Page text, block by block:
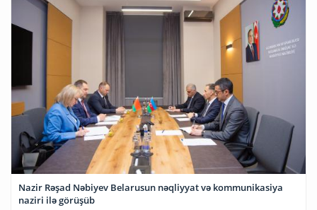
Nazir Rəşad Nəbiyev Belarusun nəqliyyat və kommunikasiya
naziri ilə görüşüb